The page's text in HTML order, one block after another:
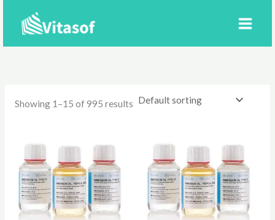
Showing 1–15 of 995 results